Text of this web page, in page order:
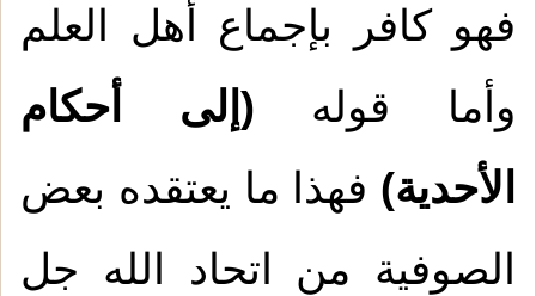
فهو كافر بإجماع أهل العلم
وأما قوله (إلى أحكام
الأحدية) فهذا ما يعتقده بعض
الصوفية من اتحاد الله جل